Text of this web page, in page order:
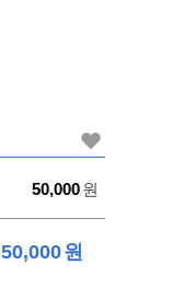
가
50,000원
50,000원